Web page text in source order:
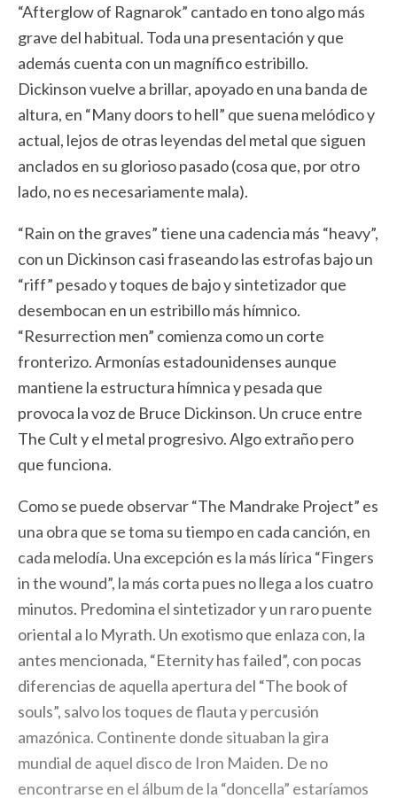
“Afterglow of Ragnarok” cantado en tono algo más
grave del habitual. Toda una presentación y que
además cuenta con un magnífico estribillo.
Dickinson vuelve a brillar, apoyado en una banda de
altura, en “Many doors to hell” que suena melódico y
actual, lejos de otras leyendas del metal que siguen
anclados en su glorioso pasado (cosa que, por otro
lado, no es necesariamente mala).
“Rain on the graves” tiene una cadencia más “heavy”,
con un Dickinson casi fraseando las estrofas bajo un
“riff” pesado y toques de bajo y sintetizador que
desembocan en un estribillo más hímnico.
“Resurrection men” comienza como un corte
fronterizo. Armonías estadounidenses aunque
mantiene la estructura hímnica y pesada que
provoca la voz de Bruce Dickinson. Un cruce entre
The Cult y el metal progresivo. Algo extraño pero
que funciona.
Como se puede observar “The Mandrake Project” es
una obra que se toma su tiempo en cada canción, en
cada melodía. Una excepción es la más lírica “Fingers
in the wound”, la más corta pues no llega a los cuatro
minutos. Predomina el sintetizador y un raro puente
oriental a lo Myrath. Un exotismo que enlaza con, la
antes mencionada, “Eternity has failed”, con pocas
diferencias de aquella apertura del “The book of
souls”, salvo los toques de flauta y percusión
amazónica. Continente donde situaban la gira
mundial de aquel disco de Iron Maiden. De no
encontrarse en el álbum de la “doncella” estaríamos